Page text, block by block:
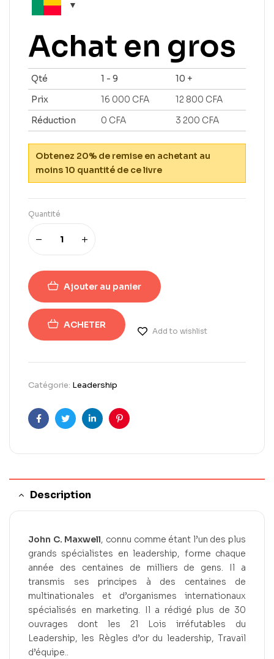
Achat en gros
Qté 1 - 9
10 +
Prix
16 000 CFA 12 800 CFA
Réduction
0 CFA 3 200 CFA
Obtenez 20% de remise en achetant au
moins 10 quantité de ce livre
Quantité
Ajouter au panier
ACHETER
Add to wishlist
Catégorie: Leadership
FacebookTwitterLinkedinPinterest
Description
John C. Maxwell, connu comme étant l’un des plus
grands spécialistes en leadership, forme chaque
année des centaines de milliers de gens. Il a
transmis ses principes à des centaines de
multinationales et d’organismes internationaux
spécialisés en marketing. Il a rédigé plus de 30
ouvrages dont les 21 Lois irréfutables du
Leadership, les Règles d’or du leadership, Travail
d’équipe..